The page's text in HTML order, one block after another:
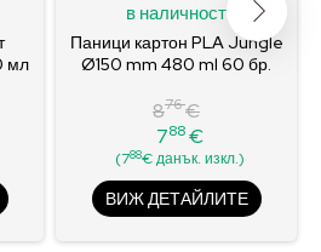
мл
в наличност
Паници картон PLA Jungle
Ø150 mm 480 ml 60 бр.
Редовна
цена
876€
Цена
788€
(788€ данък. изкл.)
ВИЖ ДЕТАЙЛИТЕ